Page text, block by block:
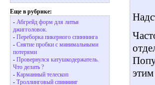
Еще в рубрике:
- Абгрейд форм для литья
джигголовок.
- Переборка пикерного спиннинга
- Снятие пробки с минимальными
потерями
- Провернулся катушкодержатель.
Что делать ?
- Карманный телескоп
- Троллинговый спиннинг
этим